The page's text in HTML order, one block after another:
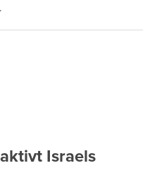
Israels